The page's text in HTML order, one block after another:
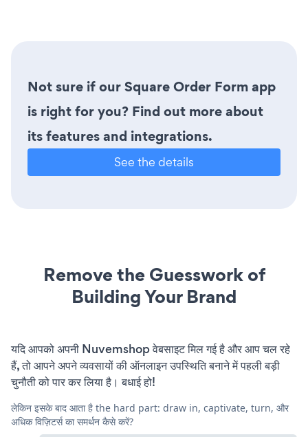
Not sure if our Square Order Form app
is right for you? Find out more about
its features and integrations.
See the details
Remove the Guesswork of
Building Your Brand
यदि आपको अपनी Nuvemshop वेबसाइट मिल गई है और आप चल रहे
हैं, तो आपने अपने व्यवसायों की ऑनलाइन उपस्थिति बनाने में पहली बड़ी
चुनौती को पार कर लिया है। बधाई हो!
लेकिन इसके बाद आता है the hard part: draw in, captivate, turn, और
अधिक विज़िटर्स का समर्थन कैसे करें?